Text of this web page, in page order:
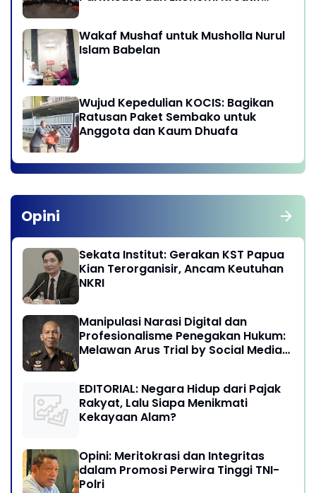
Wakaf Mushaf untuk Musholla Nurul
Islam Babelan
Wujud Kepedulian KOCIS: Bagikan
Ratusan Paket Sembako untuk
Anggota dan Kaum Dhuafa
Opini
Sekata Institut: Gerakan KST Papua
Kian Terorganisir, Ancam Keutuhan
NKRI
Manipulasi Narasi Digital dan
Profesionalisme Penegakan Hukum:
Melawan Arus Trial by Social Media
EDITORIAL: Negara Hidup dari Pajak
Rakyat, Lalu Siapa Menikmati
Kekayaan Alam?
Opini: Meritokrasi dan Integritas
dalam Promosi Perwira Tinggi TNI-
Polri